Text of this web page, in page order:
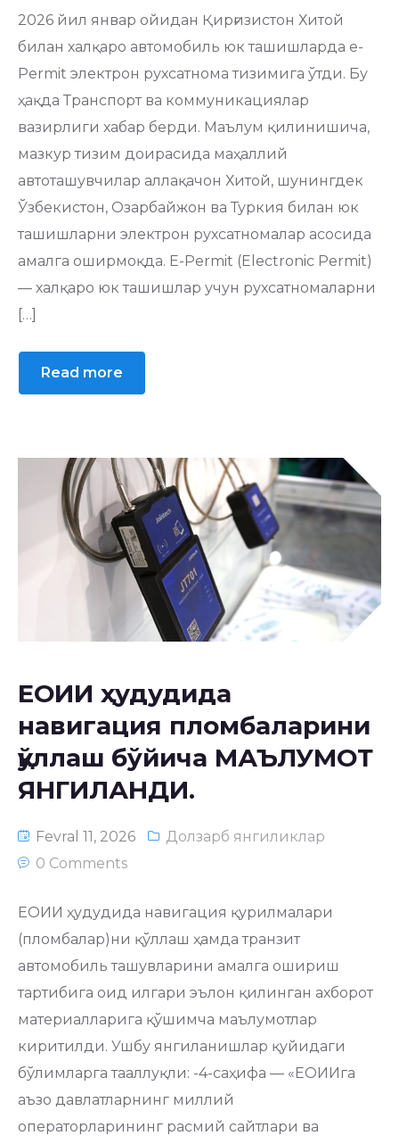
2026 йил январ ойидан Қирғизистон Хитой
билан халқаро автомобиль юк ташишларда e-
Permit электрон рухсатнома тизимига ўтди. Бу
ҳақда Транспорт ва коммуникациялар
вазирлиги хабар берди. Маълум қилинишича,
мазкур тизим доирасида маҳаллий
автоташувчилар аллақачон Хитой, шунингдек
Ўзбекистон, Озарбайжон ва Туркия билан юк
ташишларни электрон рухсатномалар асосида
амалга оширмоқда. E-Permit (Electronic Permit)
— халқаро юк ташишлар учун рухсатномаларни
[…]
Read more
ЕОИИ ҳудудида
навигация пломбаларини
қўллаш бўйича МАЪЛУМОТ
ЯНГИЛАНДИ.
Fevral 11, 2026
Долзарб янгиликлар
0 Comments
ЕОИИ ҳудудида навигация қурилмалари
(пломбалар)ни қўллаш ҳамда транзит
автомобиль ташувларини амалга ошириш
тартибига оид илгари эълон қилинган ахборот
материалларига қўшимча маълумотлар
киритилди. Ушбу янгиланишлар қуйидаги
бўлимларга тааллуқли: -4-саҳифа — «ЕОИИга
аъзо давлатларнинг миллий
операторларининг расмий сайтлари ва